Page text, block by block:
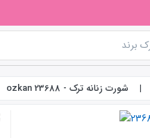
شورت زنانه ترک - 23688 ozkan